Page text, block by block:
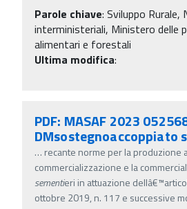
Parole chiave: Sviluppo
interministeriali, Ministero delle
alimentari e forestali
Ultima modifica:
PDF: MASAF 2023
DMsostegnoaccoppiato
… recante norme per la produzione
commercializzazione e la
sementieri in attuazione
ottobre 2019, n. 117 e successive